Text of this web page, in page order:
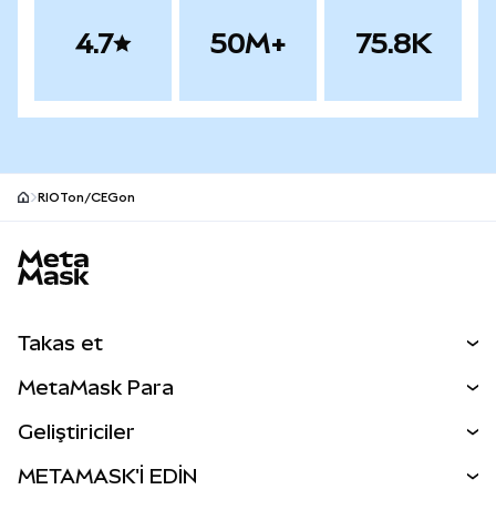
4.7 50M+ 75.8K
RIOTon/CEGon
Takas et
Perps
RWA'lar
MetaMask Para
Geliştiriciler
METAMASK'İ EDİN